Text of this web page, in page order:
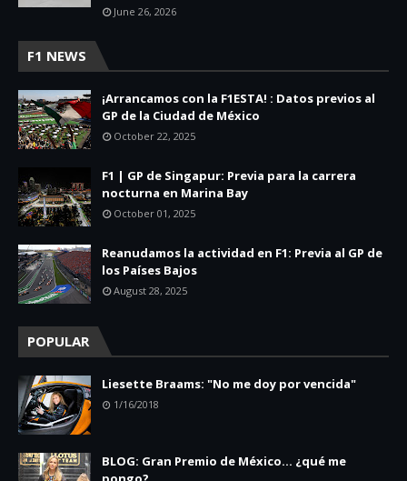
June 26, 2026
F1 NEWS
¡Arrancamos con la F1ESTA! : Datos previos al
GP de la Ciudad de México
October 22, 2025
F1 | GP de Singapur: Previa para la carrera
nocturna en Marina Bay
October 01, 2025
Reanudamos la actividad en F1: Previa al GP de
los Países Bajos
August 28, 2025
POPULAR
Liesette Braams: "No me doy por vencida"
1/16/2018
BLOG: Gran Premio de México... ¿qué me